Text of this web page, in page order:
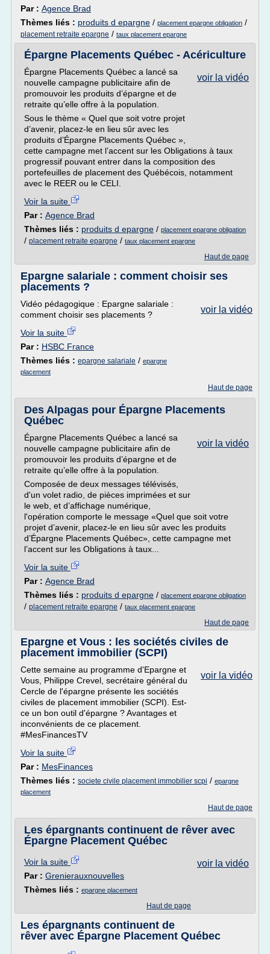
Par : Agence Brad
Thèmes liés : produits d epargne / placement epargne obligation /
placement retraite epargne / taux placement epargne
Épargne Placements Québec - Acériculture
voir la vidéo
Épargne Placements Québec a lancé sa
nouvelle campagne publicitaire afin de
promouvoir les produits d’épargne et de
retraite qu’elle offre à la population.
Sous le thème « Quel que soit votre projet
d’avenir, placez-le en lieu sûr avec les
produits d’Épargne Placements Québec »,
cette campagne met l’accent sur les Obligations à taux
progressif pouvant entrer dans la composition des
portefeuilles de placement des Québécois, notamment
avec le REER ou le CELI.
Voir la suite
Par : Agence Brad
Thèmes liés : produits d epargne / placement epargne obligation
/ placement retraite epargne / taux placement epargne
Haut de page
Epargne salariale : comment choisir ses
placements ?
voir la vidéo
Vidéo pédagogique : Epargne salariale :
comment choisir ses placements ?
Voir la suite
Par : HSBC France
Thèmes liés : epargne salariale / epargne
placement
Haut de page
Des Alpagas pour Épargne Placements
Québec
voir la vidéo
Épargne Placements Québec a lancé sa
nouvelle campagne publicitaire afin de
promouvoir les produits d’épargne et de
retraite qu’elle offre à la population.
Composée de deux messages télévisés,
d'un volet radio, de pièces imprimées et sur
le web, et d’affichage numérique,
l'opération comporte le message «Quel que soit votre
projet d’avenir, placez-le en lieu sûr avec les produits
d’Épargne Placements Québec», cette campagne met
l’accent sur les Obligations à taux...
Voir la suite
Par : Agence Brad
Thèmes liés : produits d epargne / placement epargne obligation
/ placement retraite epargne / taux placement epargne
Haut de page
Epargne et Vous : les sociétés civiles de
placement immobilier (SCPI)
voir la vidéo
Cette semaine au programme d'Epargne et
Vous, Philippe Crevel, secrétaire général du
Cercle de l'épargne présente les sociétés
civiles de placement immobilier (SCPI). Est-
ce un bon outil d'épargne ? Avantages et
inconvénients de ce placement.
#MesFinancesTV
Voir la suite
Par : MesFinances
Thèmes liés : societe civile placement immobilier scpi / epargne
placement
Haut de page
Les épargnants continuent de rêver avec
Épargne Placement Québec
voir la vidéo
Voir la suite
Par : Grenierauxnouvelles
Thèmes liés : epargne placement
Haut de page
Les épargnants continuent de
rêver avec Épargne Placement Québec